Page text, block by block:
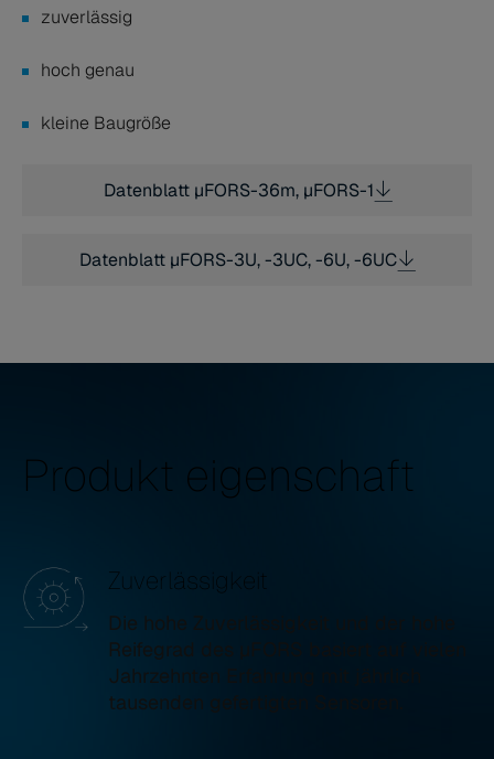
zuverlässig
hoch genau
kleine Baugröße
Datenblatt µFORS-36m, µFORS-1
Datenblatt µFORS-3U, -3UC, -6U, -6UC
Produkt eigenschaft
Zuverlässigkeit
Die hohe Zuverlässigkeit und der hohe
Reifegrad des µFORS basiert auf vielen
Jahrzehnten Erfahrung mit jährlich
tausenden gefertigten Sensoren.